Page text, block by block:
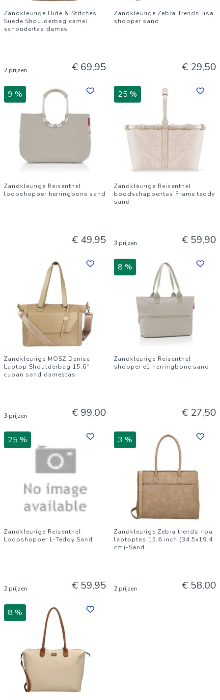
Zandkleurige Hide & Stitches
Suede Shoulderbag camel
schoudertas dames
2 prijzen € 69,95
Zandkleurige Zebra Trends lisa
shopper sand
€ 29,50
9 %
Zandkleurige Reisenthel
loopshopper herringbone sand
€ 49,95
25 %
Zandkleurige Reisenthel
boodschappentas Frame teddy
sand
3 prijzen € 59,90
Zandkleurige MOSZ Denise
Laptop Shoulderbag 15.6"
cuban sand damestas
3 prijzen € 99,00
8 %
Zandkleurige Reisenthel
shopper e1 herringbone sand
€ 27,50
25 %
Zandkleurige Reisenthel
Loopshopper L-Teddy Sand
2 prijzen € 59,95
3 %
Zandkleurige Zebra trends noa
laptoptas 15,6 inch (34.5x19.4
cm)-Sand
2 prijzen € 58,00
8 %